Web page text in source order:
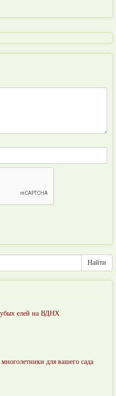
елей на ВДНХ
для вашего сада